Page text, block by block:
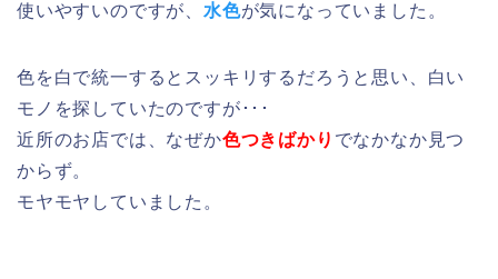
使いやすいのですが、 水色が気になっていました。
色を白で統一するとスッキリするだろうと思い、白い
モノを探していたのですが･･･
近所のお店では、なぜか色つきばかり でなかなか見つ
からず。
モヤモヤしていました。